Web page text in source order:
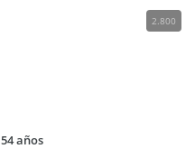
2.800
54 años